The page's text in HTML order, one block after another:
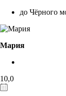
до Чёрного
Мария
10,0